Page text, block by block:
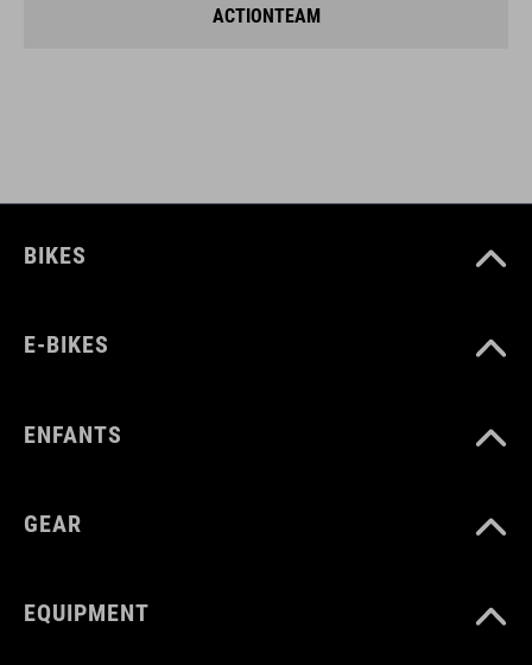
ACTIONTEAM
BIKES
E-BIKES
ENFANTS
GEAR
EQUIPMENT